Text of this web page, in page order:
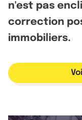
n'est pas
correction
immobiliers.